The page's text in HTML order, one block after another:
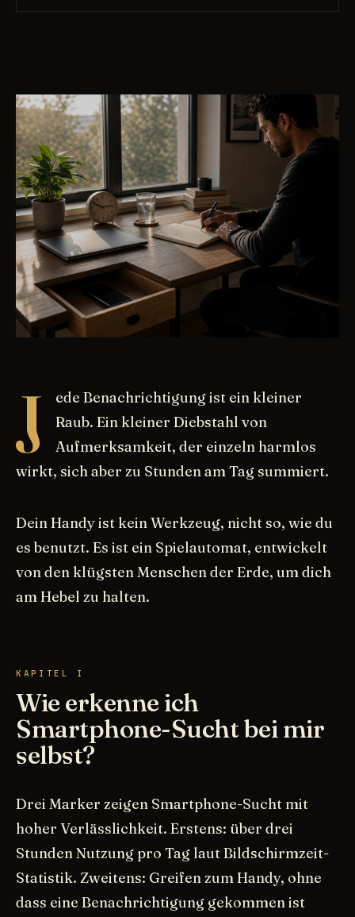
J
ede Benachrichtigung ist ein kleiner
Raub. Ein kleiner Diebstahl von
Aufmerksamkeit, der einzeln harmlos
wirkt, sich aber zu Stunden am Tag summiert.
Dein Handy ist kein Werkzeug, nicht so, wie du
es benutzt. Es ist ein Spielautomat, entwickelt
von den klügsten Menschen der Erde, um dich
am Hebel zu halten.
KAPITEL I
Wie erkenne ich
Smartphone-Sucht bei mir
selbst?
Drei Marker zeigen Smartphone-Sucht mit
hoher Verlässlichkeit. Erstens: über drei
Stunden Nutzung pro Tag laut Bildschirmzeit-
Statistik. Zweitens: Greifen zum Handy, ohne
dass eine Benachrichtigung gekommen ist